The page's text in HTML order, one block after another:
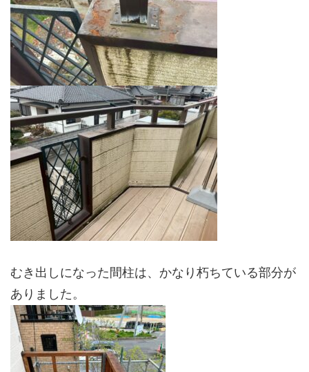
むき出しになった間柱は、かなり朽ちている部分が
ありました。